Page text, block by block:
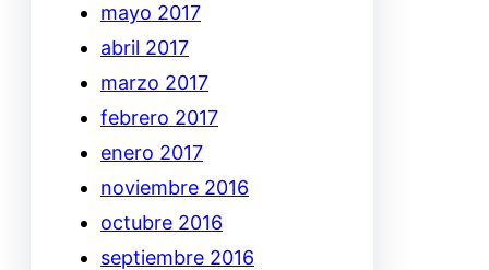
mayo 2017
abril 2017
marzo 2017
febrero 2017
enero 2017
noviembre 2016
octubre 2016
septiembre 2016